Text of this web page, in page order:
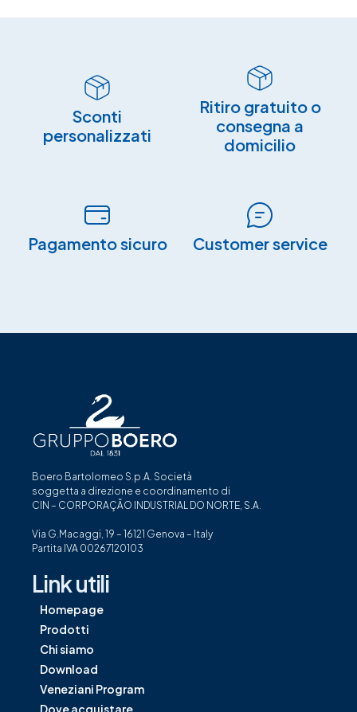
Sconti
personalizzati
Ritiro gratuito o
consegna a
domicilio
Pagamento sicuro​ Customer service
Boero Bartolomeo S.p.A. Società
soggetta a direzione e coordinamento di
CIN – CORPORAÇÃO INDUSTRIAL DO NORTE, S.A.
Via G.Macaggi, 19 – 16121 Genova – Italy
Partita IVA 00267120103
Link utili
Homepage
Prodotti
Chi siamo
Download
Veneziani Program
Dove acquistare